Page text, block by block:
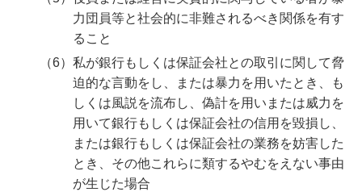
力団員等と社会的に非難されるべき関係を有す
ること
私が銀行もしくは保証会社との取引に関して脅
迫的な言動をし、または暴力を用いたとき、も
しくは風説を流布し、偽計を用いまたは威力を
用いて銀行もしくは保証会社の信用を毀損し、
または銀行もしくは保証会社の業務を妨害した
とき、その他これらに類するやむをえない事由
が生じた場合